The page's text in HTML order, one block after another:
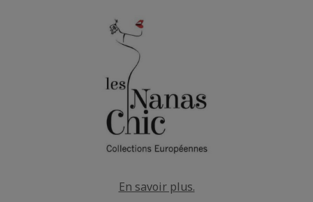
En savoir plus.